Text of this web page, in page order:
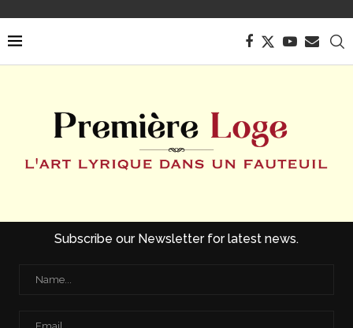
Subscribe our Newsletter for latest news.